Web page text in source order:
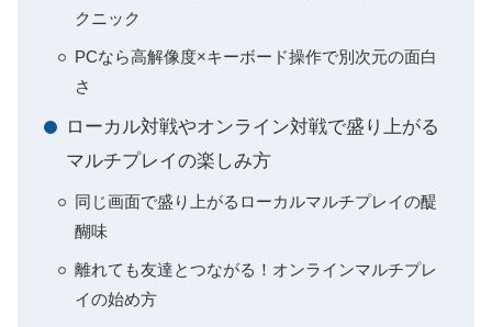
クニック
PCなら高解像度×キーボード操作で別次元の面白
さ
ローカル対戦やオンライン対戦で盛り上がる
マルチプレイの楽しみ方
同じ画面で盛り上がるローカルマルチプレイの醍
醐味
離れても友達とつながる！オンラインマルチプレ
イの始め方